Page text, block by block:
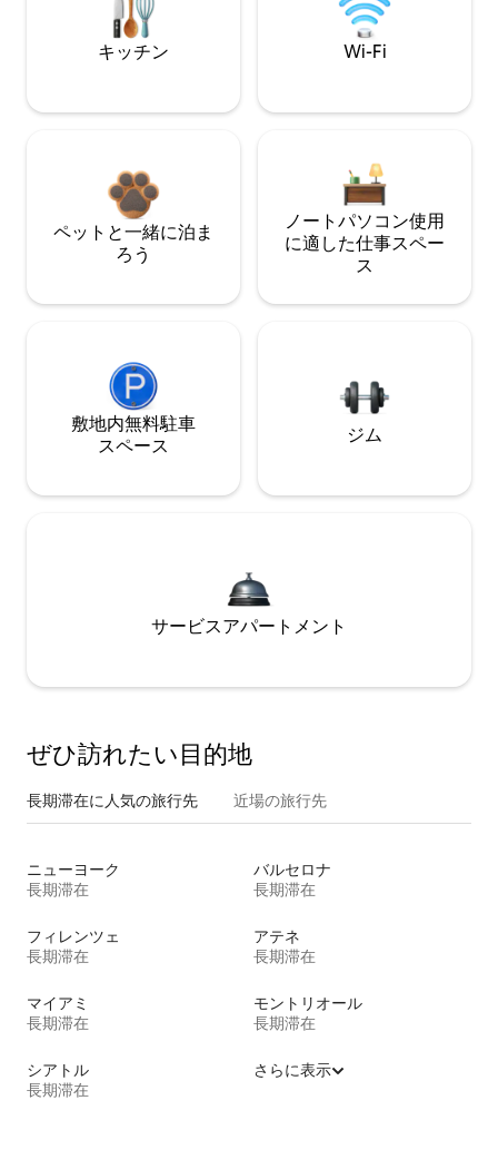
キッチン Wi-Fi
ペットと一緒に泊ま
ろう
ノートパソコン使用
に適した仕事スペー
ス
敷地内無料駐⁠車
ス⁠ペ⁠ー⁠ス
ジム
サービスアパートメント
ぜひ訪⁠れ⁠た⁠い目⁠的⁠地
長期滞在に人気の旅行先 近場の旅行先
ニューヨーク
長期滞在
バルセロナ
長期滞在
フィレンツェ
長期滞在
アテネ
長期滞在
マイアミ
長期滞在
モントリオール
長期滞在
シアトル
長期滞在
さらに表示